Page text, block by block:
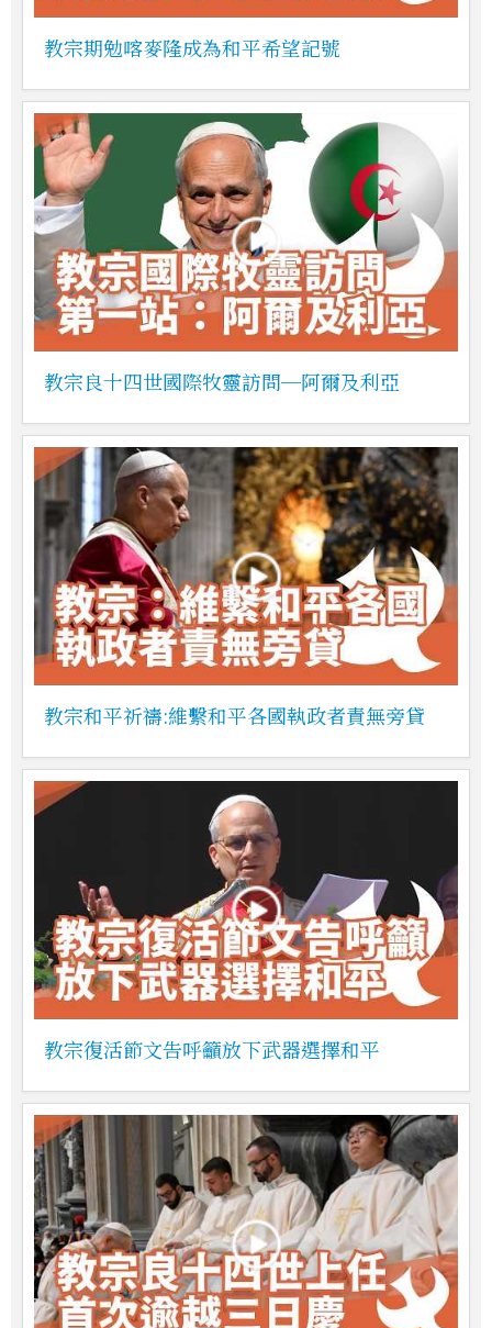
教宗期勉喀麥隆成為和平希望記號
教宗良十四世國際牧靈訪問─阿爾及利亞
教宗和平祈禱:維繫和平各國執政者責無旁貸
教宗復活節文告呼籲放下武器選擇和平